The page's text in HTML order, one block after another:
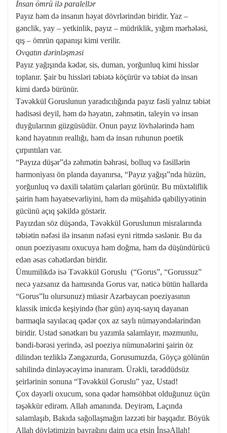
İnsan ömrü ilə paralellər
Payız həm də insanın həyat dövrlərindən biridir. Yaz –
gənclik, yay – yetkinlik, payız – müdriklik, yığım mərhələsi,
qış – ömrün qapanışı kimi verilir.
Ovqatın dərinləşməsi
Payız yağışında kədər, sis, duman, yorğunluq kimi hisslər
toplanır. Şair bu hissləri təbiətə köçürür və təbiət də insan
kimi dərdə bürünür.
Təvəkkül Goruslunun yaradıcılığında payız fəsli yalnız təbiət
hadisəsi deyil, həm də həyatın, zəhmətin, taleyin və insan
duyğularının güzgüsüdür. Onun payız lövhələrində həm
kənd həyatının reallığı, həm də insan ruhunun poetik
çırpıntıları var.
“Payıza düşər”də zəhmətin bəhrəsi, bolluq və fəsillərin
harmoniyası ön planda dayanırsa, “Payız yağışı”nda hüzün,
yorğunluq və daxili təlatüm çalarları görünür. Bu müxtəliflik
şairin həm həyatsevərliyini, həm də müşahidə qabiliyyətinin
gücünü açıq şəkildə göstərir.
Payızdan söz düşəndə, Təvəkkül Goruslunun misralarında
təbiətin nəfəsi ilə insanın nəfəsi eyni ritmdə səslənir. Bu da
onun poeziyasını oxucuya həm doğma, həm də düşündürücü
edən əsas cəhətlərdən biridir.
Ümumilikdə isə Təvəkkül Goruslu (“Gorus”, “Gorussuz”
necə yazsanız da hamısında Gorus var, nəticə bütün hallarda
“Gorus”lu olursunuz) müasir Azərbaycan poeziyasının
klassik imicdə keşiyində (hər gün) ayıq-sayıq dayanan
barmaqla sayılacaq qədər çox az saylı nümayəndəlarindən
biridir. Ustad sənətkarı bu yazımla salamlayır, məzmunlu,
bəndi-bərəsi yerində, əsl poeziya nümunələrini şairin öz
dilindən tezliklə Zəngəzurda, Gorusumuzda, Göyçə gölünün
sahilində dinləyəcəyimə inanıram. Ürəkli, tərəddüdsüz
şeirlərinin sonuna “Təvəkkül Goruslu” yaz, Ustad!
Çox dəyərli oxucum, sona qədər həmsöhbət olduğunuz üçün
təşəkkür edirəm. Allah amanında. Deyirəm, Laçında
salamlaşıb, Bakıda sağollaşmağın ləzzəti bir başqadır. Böyük
Allah dövlətimizin bayrağını daim uca etsin İnşəAllah!